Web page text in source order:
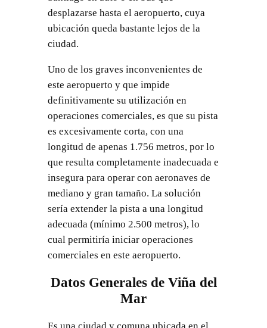
desplazarse hasta el aeropuerto, cuya
ubicación queda bastante lejos de la
ciudad.
Uno de los graves inconvenientes de
este aeropuerto y que impide
definitivamente su utilización en
operaciones comerciales, es que su pista
es excesivamente corta, con una
longitud de apenas 1.756 metros, por lo
que resulta completamente inadecuada e
insegura para operar con aeronaves de
mediano y gran tamaño. La solución
sería extender la pista a una longitud
adecuada (mínimo 2.500 metros), lo
cual permitiría iniciar operaciones
comerciales en este aeropuerto.
Datos Generales de Viña del
Mar
Es una ciudad y comuna ubicada en el